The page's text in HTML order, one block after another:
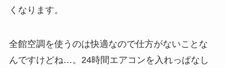
くなります。
全館空調を使うのは快適なので仕方がないことな
んですけどね…。24時間エアコンを入れっぱなし